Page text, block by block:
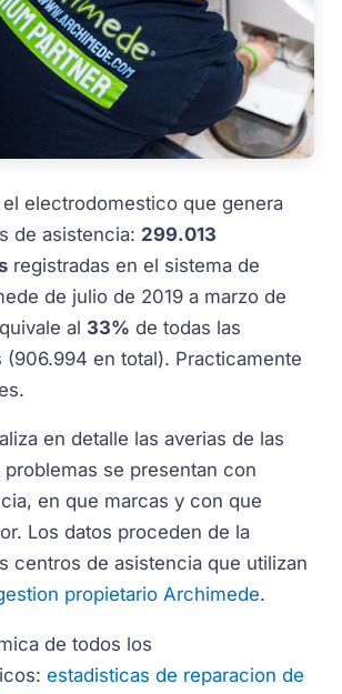
el electrodomestico que genera
de asistencia: 299.013
registradas en el sistema de
de julio de 2019 a marzo de
al 33% de todas las
(906.994 en total). Practicamente
en detalle las averias de las
problemas se presentan con
en que marcas y con que
Los datos proceden de la
centros de asistencia que utilizan
propietario Archimede.
de todos los
estadisticas de reparacion de